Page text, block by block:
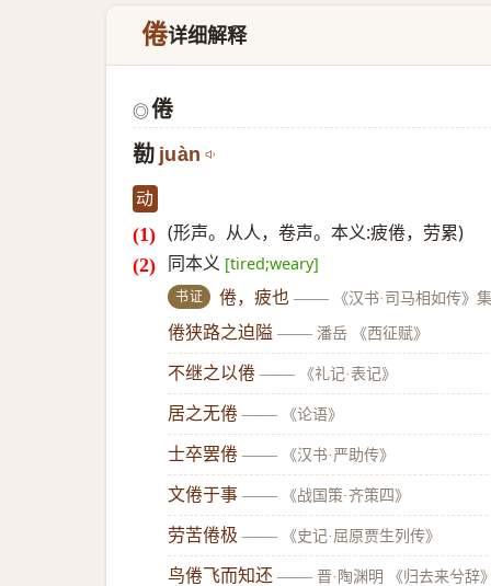
倦详细解释
◎倦
勌 juàn
动
(形声。从人，卷声。本义:疲倦，劳累)
同本义 [tired;weary]
书证 倦，疲也 —— 《汉书·司马相如传》
倦狭路之迫隘 —— 潘岳 《西征赋》
不继之以倦 —— 《礼记·表记》
居之无倦 —— 《论语》
士卒罢倦 —— 《汉书·严助传》
文倦于事 —— 《战国策·齐策四》
劳苦倦极 —— 《史记·屈原贾生列传》
鸟倦飞而知还 —— 晋·陶渊明 《归去来兮辞